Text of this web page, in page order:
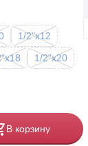
1/2"x12
1/2"x20
В корзину